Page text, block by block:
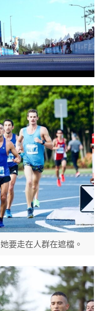
要走在人群在遮檔。